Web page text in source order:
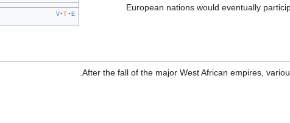
v t e
European nations would eventually
After the fall of the major West African empires,